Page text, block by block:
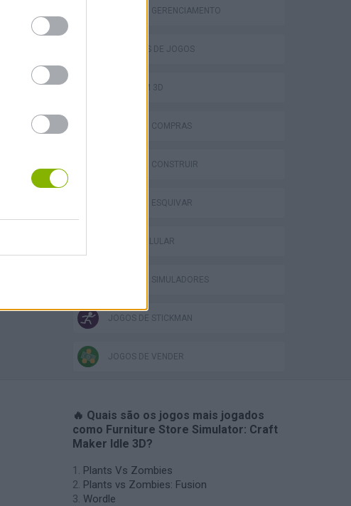
VegaMix 2: Wild West
JOGOS DE GERENCIAMENTO
COLEÇÕES DE JOGOS
JOGOS EM 3D
JOGOS DE COMPRAS
JOGOS DE CONSTRUIR
JOGOS DE ESQUIVAR
JOGOS CELULAR
JOGOS DE SIMULADORES
JOGOS DE STICKMAN
JOGOS DE VENDER
🔥 Quais são os jogos mais jogados
como Furniture Store Simulator: Craft
Maker Idle 3D?
Plants Vs Zombies
Plants vs Zombies: Fusion
Wordle